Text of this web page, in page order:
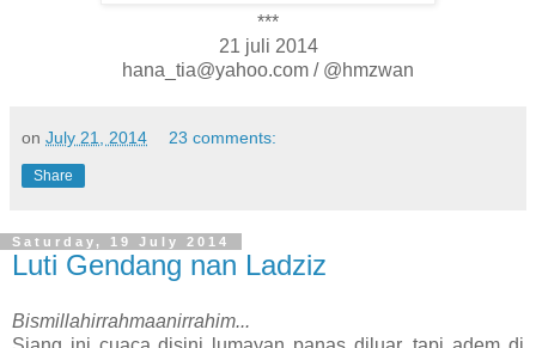
***
21 juli 2014
hana_tia@yahoo.com / @hmzwan
on July 21, 2014 23 comments:
Share
Saturday, 19 July 2014
Luti Gendang nan Ladziz
Bismillahirrahmaanirrahim...